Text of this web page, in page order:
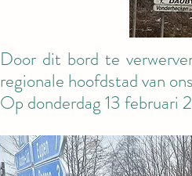
Door dit bord te
regionale hoofdstad van
Op donderdag 13 februari